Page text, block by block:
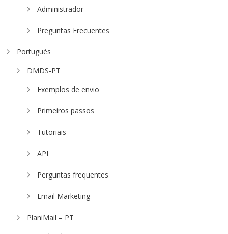
Administrador
Preguntas Frecuentes
Portugués
DMDS-PT
Exemplos de envio
Primeiros passos
Tutoriais
API
Perguntas frequentes
Email Marketing
PlaniMail – PT